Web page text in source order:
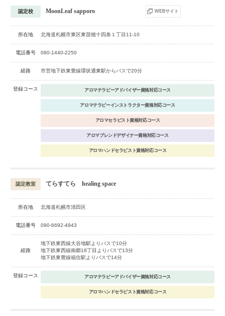
認定校 MoonLeaf sapporo WEBサイト
所在地 北海道札幌市東区東苗穂十四条１丁目11-10
電話番号 080-1440-2250
経路 市営地下鉄東豊線環状通東駅からバスで20分
登録コース アロマテラピーアドバイザー資格対応コース
アロマテラピーインストラクター資格対応コース
アロマセラピスト資格対応コース
アロマブレンドデザイナー資格対応コース
アロマハンドセラピスト資格対応コース
認定教室 てらすてら healing space
所在地 北海道札幌市清田区
電話番号 090-6692-4943
経路
地下鉄東西線大谷地駅よりバスで10分
地下鉄東西線南郷18丁目よりバスで13分
地下鉄東豊線福住駅よりバスで14分
登録コース アロマテラピーアドバイザー資格対応コース
アロマハンドセラピスト資格対応コース